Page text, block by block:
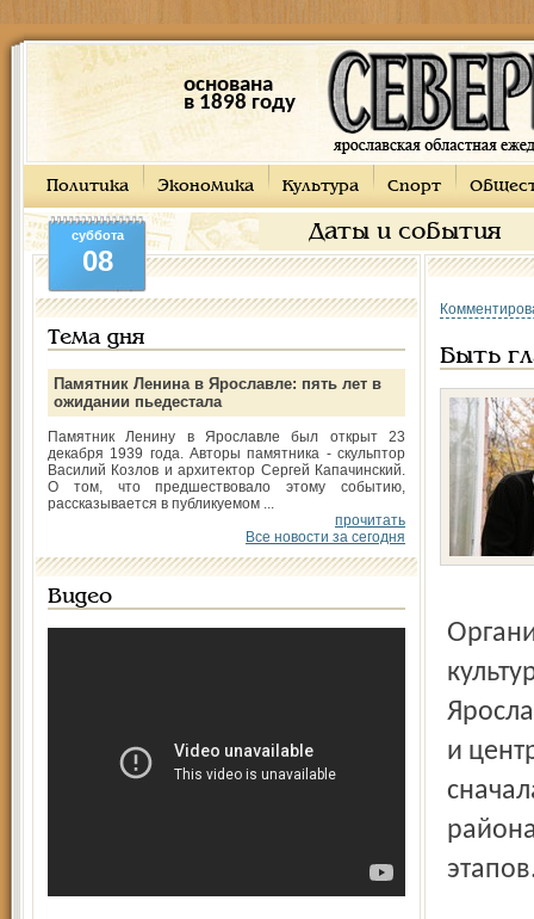
основана
в 1898 году
Политика Экономика Культура Спорт
Даты и события
суббота
08
Тема дня
Памятник Ленина в Ярославле: пять лет в
ожидании пьедестала
Памятник Ленину в Ярославле был открыт 23
декабря 1939 года. Авторы памятника - скульптор
Василий Козлов и архитектор Сергей Капачинский.
О том, что предшествовало этому событию,
рассказывается в публикуемом ...
прочитать
Все новости за сегодня
Видео
Быть
Организовали необычное состязание специалисты отдела
и